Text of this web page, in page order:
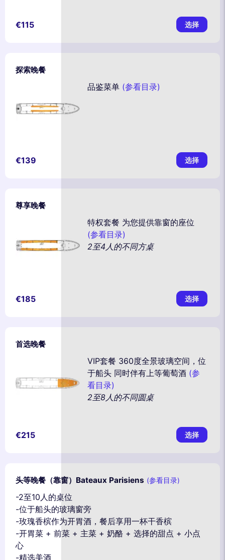
€115 选择
探索晚餐
品鉴菜单 (参看目录)
€139 选择
尊享晚餐
特权套餐 为您提供靠窗的座位
(参看目录)
2至4人的不同方桌
€185 选择
首选晚餐
VIP套餐 360度全景玻璃空间，位
于船头 同时伴有上等葡萄酒 (参
看目录)
2至8人的不同圆桌
€215 选择
头等晚餐（靠窗）Bateaux Parisiens (参看目录)
-2至10人的桌位
-位于船头的玻璃窗旁
-玫瑰香槟作为开胃酒，餐后享用一杯干香槟
-开胃菜 + 前菜 + 主菜 + 奶酪 + 选择的甜点 + 小点
心
-精选美酒